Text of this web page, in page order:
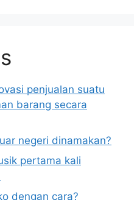
penjualan suatu
barang secara
negeri dinamakan?
pertama kali
dengan cara?